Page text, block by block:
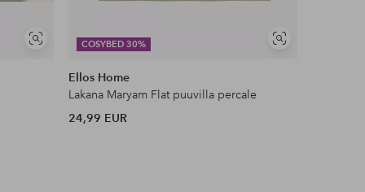
Näytä
COSYBED 30%
Näytä
Ellos Home
Lakana Maryam Flat puuvilla percale
24,99 EUR